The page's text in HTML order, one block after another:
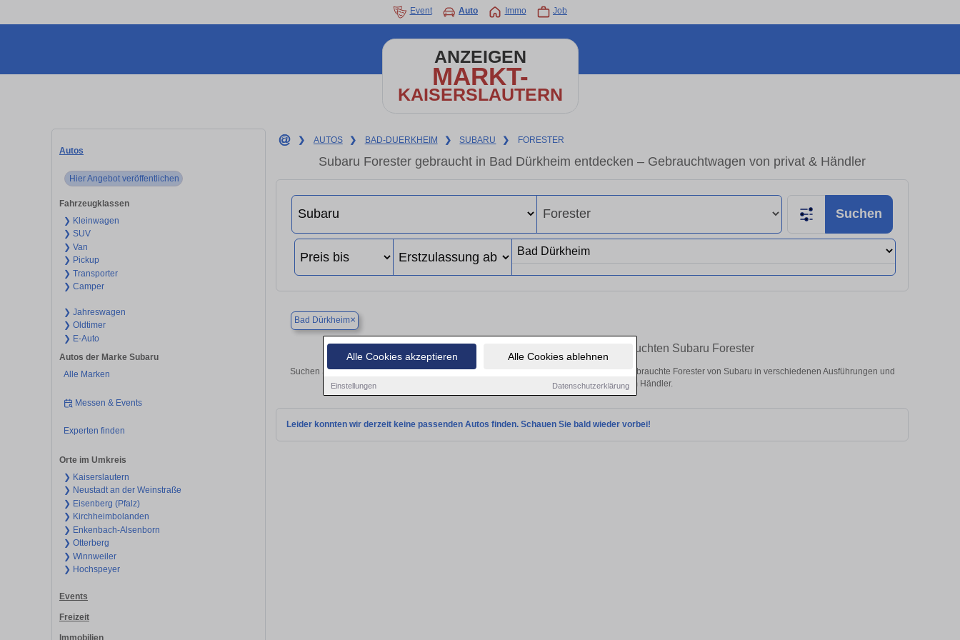
Alle Cookies akzeptieren Alle Cookies ablehnen
Einstellungen Datenschutzerklärung
Event Auto Immo Job
ANZEIGEN
MARKT-
KAISERSLAUTERN
Autos
Hier Angebot veröffentlichen
Fahrzeugklassen
❯ Kleinwagen
❯ SUV
❯ Van
❯ Pickup
❯ Transporter
❯ Camper
❯ Jahreswagen
❯ Oldtimer
❯ E-Auto
Autos der Marke Subaru
Alle Marken
Messen & Events
Experten finden
Orte im Umkreis
❯ Kaiserslautern
❯ Neustadt an der Weinstraße
❯ Eisenberg (Pfalz)
❯ Kirchheimbolanden
❯ Enkenbach-Alsenborn
❯ Otterberg
❯ Winnweiler
❯ Hochspeyer
Events
Freizeit
Immobilien
❯ AUTOS ❯ BAD-DUERKHEIM ❯ SUBARU ❯ FORESTER
Subaru Forester gebraucht in Bad Dürkheim entdecken – Gebrauchtwagen von privat & Händler
Suchen
Bad Dürkheim×
Finden Sie in Bad Dürkheim Ihren gebrauchten Subaru Forester
Suchen Sie in Bad Dürkheim einen Subaru Forester Gebrauchtwagen? Entdecken Sie gebrauchte Forester von Subaru in verschiedenen Ausführungen und
Preisklassen von privat und vom Händler.
Leider konnten wir derzeit keine passenden Autos finden. Schauen Sie bald wieder vorbei!